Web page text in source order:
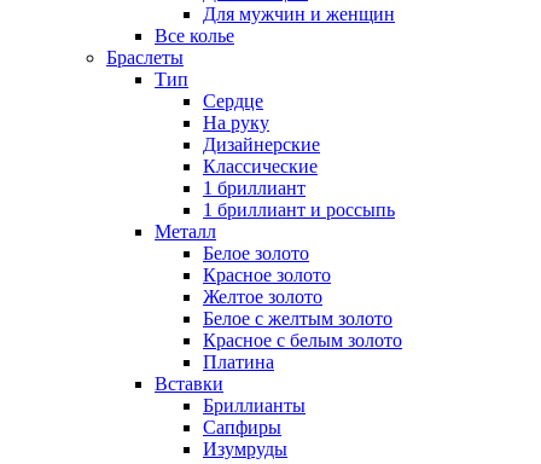
Для мужчин и женщин
Все колье
Браслеты
Тип
Сердце
На руку
Дизайнерские
Классические
1 бриллиант
1 бриллиант и россыпь
Металл
Белое золото
Красное золото
Желтое золото
Белое с желтым золото
Красное с белым золото
Платина
Вставки
Бриллианты
Сапфиры
Изумруды